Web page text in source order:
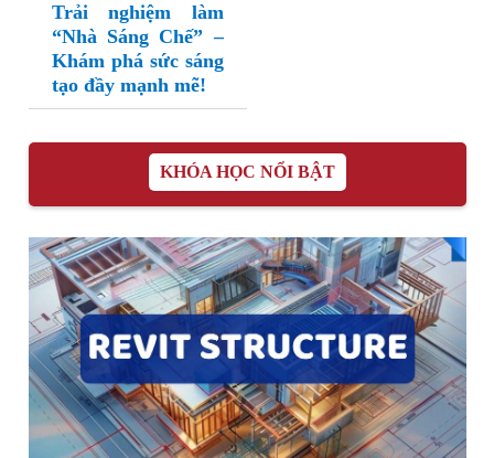
Trải nghiệm làm
“Nhà Sáng Chế” –
Khám phá sức sáng
tạo đầy mạnh mẽ!
KHÓA HỌC NỔI BẬT